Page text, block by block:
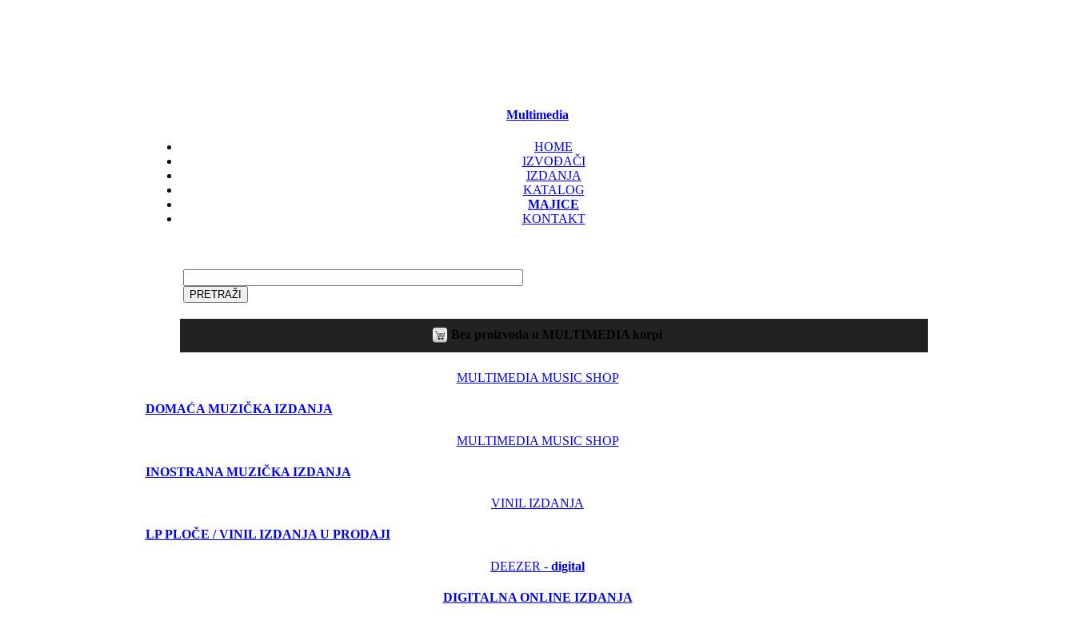
Multimedia
HOME
IZVOĐAČI
IZDANJA
KATALOG
MAJICE
KONTAKT
Bez proizvoda u MULTIMEDIA korpi
MULTIMEDIA MUSIC SHOP
DOMAĆA MUZIČKA IZDANJA
MULTIMEDIA MUSIC SHOP
INOSTRANA MUZIČKA IZDANJA
VINIL IZDANJA
LP PLOČE / VINIL IZDANJA U PRODAJI
DEEZER - digital
DIGITALNA ONLINE IZDANJA